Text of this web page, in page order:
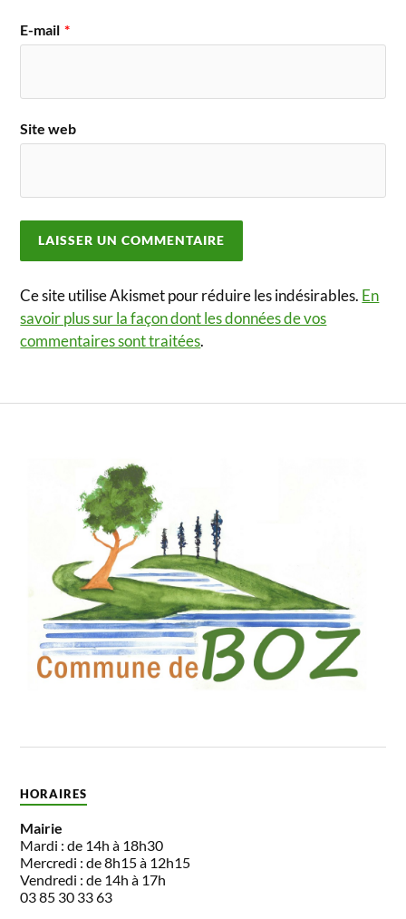
E-mail *
Site web
Ce site utilise Akismet pour réduire les indésirables. En
savoir plus sur la façon dont les données de vos
commentaires sont traitées.
HORAIRES
Mairie
Mardi : de 14h à 18h30
Mercredi : de 8h15 à 12h15
Vendredi : de 14h à 17h
03 85 30 33 63